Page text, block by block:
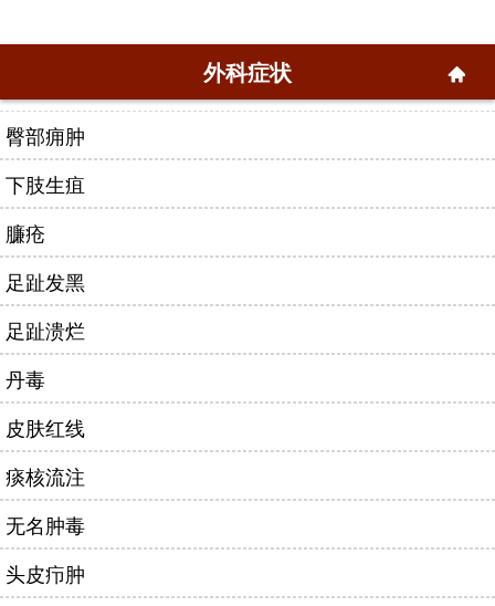
外科症状
臀部痈肿
下肢生疽
臁疮
足趾发黑
足趾溃烂
丹毒
皮肤红线
痰核流注
无名肿毒
头皮疖肿